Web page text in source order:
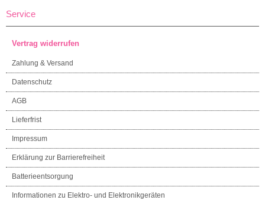
Service
Vertrag widerrufen
Zahlung & Versand
Datenschutz
AGB
Lieferfrist
Impressum
Erklärung zur Barrierefreiheit
Batterieentsorgung
Informationen zu Elektro- und Elektronikgeräten